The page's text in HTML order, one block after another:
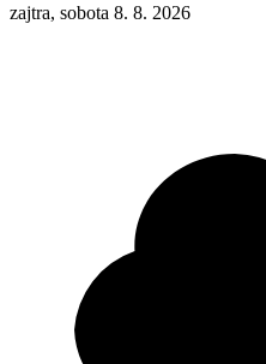
zajtra, sobota 8. 8. 2026